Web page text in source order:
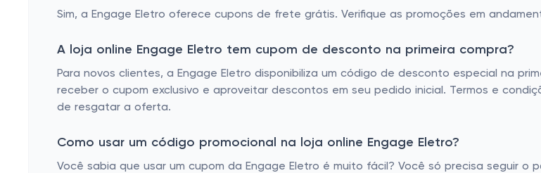
Sim, a Engage Eletro oferece cupons de frete grátis. Verifique as promoções em
A loja online Engage Eletro tem cupom de desconto na primeira compra?
Para novos clientes, a Engage Eletro disponibiliza um código de desconto especial na
receber o cupom exclusivo e aproveitar descontos em seu pedido inicial. Termos e
de resgatar a oferta.
Como usar um código promocional na loja online Engage Eletro?
Você sabia que usar um cupom da Engage Eletro é muito fácil? Você só precisa seguir o